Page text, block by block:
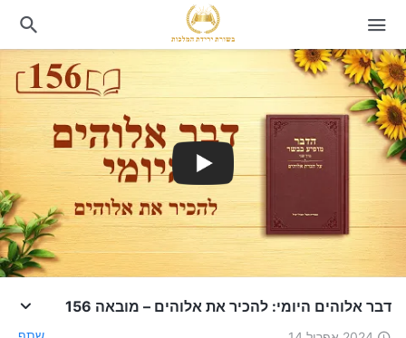
דבר אלוהים היומי: להכיר את אלוהים – מובאה 156
שתף